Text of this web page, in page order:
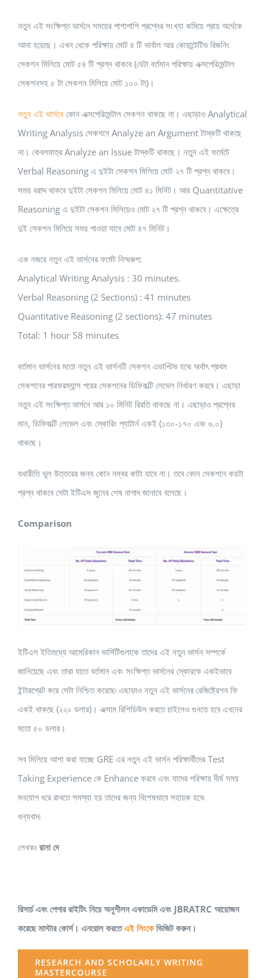
নতুন এই সংক্ষিপ্ত ভার্সনে সময়ের পাশাপাশি প্রশ্নের সংখ্যা কমিয়ে প্রায় অর্ধেকে
আনা হয়েছে। এখন থেকে পরিক্ষায় মোট ৪ টি ভার্বাল আর কোয়ান্টেটিভ রিজনিং
সেকশন মিলিয়ে মোট ৫৪ টি প্রশ্ন থাকবে (যেটা বর্তমান পরিক্ষায় এক্সপেরিমেন্টাল
সেকশনসহ ৫ টা সেকশন মিলিয়ে মোট ১০০ টা)।
নতুন এই ভার্সনে কোন এক্সপেরিমেন্টাল সেকশন থাকছে না। এছাড়াও Analytical
Writing Analysis সেকশনে Analyze an Argument টাস্কটি থাকছে
না। কেবলমাত্র Analyze an Issue টাস্কটি থাকছে। নতুন এই ফর্মেটে
Verbal Reasoning এ দুইটা সেকশন মিলিয়ে মোট ২৭ টি প্রশ্ন থাকবে।
সময় বরাদ্দ থাকবে দুইটা সেকশন মিলিয়ে মোট ৪১ মিনিট। আর Quantitative
Reasoning এ দুইটা সেকশন মিলিয়েও মোট ২৭ টি প্রশ্ন থাকবে। এক্ষেত্রে
দুই সেকশন মিলিয়ে সময় পাওয়া যাবে মোট ৪৭ মিনিট।
এক নজরে নতুন এই ভার্সনের ফর্মেট নিম্মরুপ:
Analytical Writing Analysis : 30 minutes.
Verbal Reasoning (2 Sections) : 41 minutes
Quantitative Reasoning (2 sections): 47 minutes
Total: 1 hour 58 minutes
বর্তমান ভার্সনের মতো নতুন এই ভার্সনটি সেকশন এডাপ্টিভ হবে৷ অর্থাৎ প্রথম
সেকশনের পারফরম্যান্স পরের সেকশনের ডিফিকল্টি লেভেল নির্ধারণ করবে। এছাড়া
নতুন এই সংক্ষিপ্ত ভার্সনে আর ১০ মিনিট রিরতি থাকছে না। এছাড়াও প্রশ্নের
মান, ডিফিকল্টি লেভেল এবং স্কোরিং প্যাটার্ন একই (১৩০-১৭০ এবং ৬.০)
থাকছে।
যথারীতি ভুল উত্তরের জন্য কোন নম্বর কাটা যাবে না। তবে কোন সেকশনে কয়টা
প্রশ্ন থাকবে সেটা ইটিএস জুনের শেষ নাগাদ জানাবে বলেছে।
Comparison
ইটিএস ইতিমধ্যে আমেরিকান ভার্সিটিগুলাকে তাদের এই নতুন ভার্সন সম্পর্কে
জানিয়েছে এবং তারা যাতে বর্তমান এবং সংক্ষিপ্ত ভার্সনের স্কোরকে একইভাবে
ইন্টারপ্রেট করে সেটা নিশ্চিত করেছে৷ এছাড়াও নতুন এই ভার্সনের রেজিষ্ট্রেশন ফি
একই থাকছে (২২০ ডলার)। এক্সাম রিশিডিউল করতে চাইলেও গুনতে হবে এখনের
মতো ৫০ ডলার।
সব মিলিয়ে আশা করা যাচ্ছে GRE এর নতুন এই ভার্সন পরিক্ষার্থীদের Test
Taking Experience কে Enhance করবে এবং যাদের পরিক্ষায় দীর্ঘ সময়
মনযোগ ধরে রাখতে সমস্যা হয় তাদের জন্য বিশেষভাবে সহায়ক হবে৷
ধন্যবাদ৷
লেখকঃ রানা দে
রিসার্চ এবং পেপার রাইটিং নিয়ে অনুশীলন একাডেমি এবং JBRATRC আয়োজন
করেছে মাস্টার কোর্স। এনরোল করতেএই লিংকেভিজিট করুন।
RESEARCH AND SCHOLARLY WRITING
MASTERCOURSE